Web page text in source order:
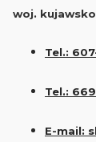
woj.
Tel.:
Tel.:
E-mail: